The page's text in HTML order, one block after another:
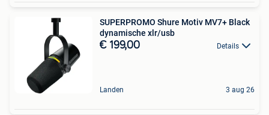
SUPERPROMO Shure Motiv MV7+ Black
dynamische xlr/usb
€ 199,00 Details
Landen 3 aug 26